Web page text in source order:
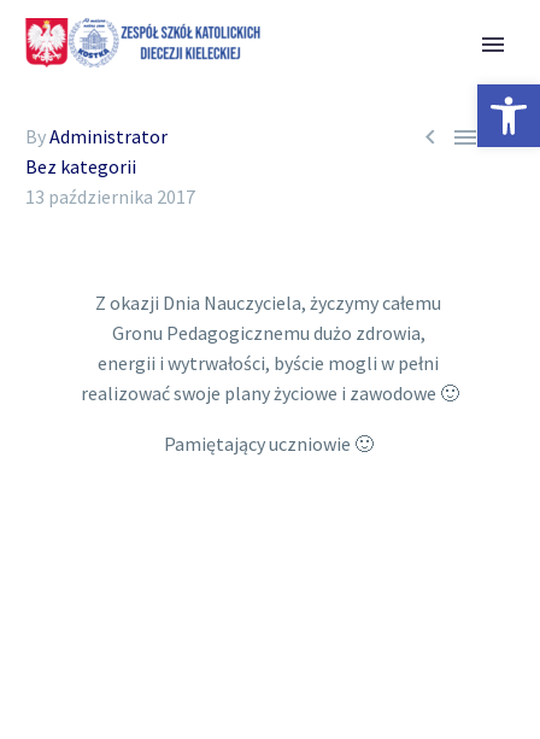
  
ByAdministrator
Bez kategorii
13 października 2017
Z okazji Dnia Nauczyciela, życzymy całemu
Gronu Pedagogicznemu dużo zdrowia,
energii i wytrwałości, byście mogli w pełni
realizować swoje plany życiowe i zawodowe 🙂
Pamiętający uczniowie 🙂